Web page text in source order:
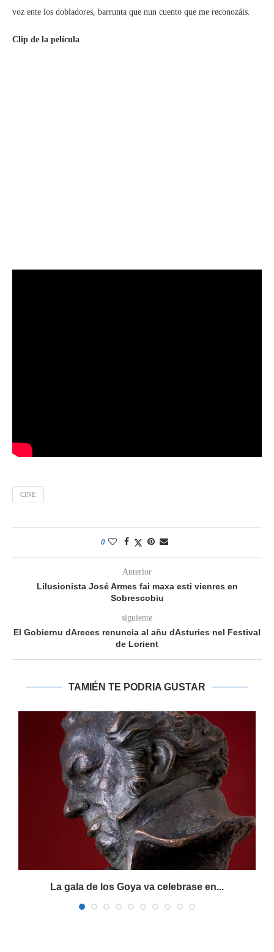
voz ente los dobladores, barrunta que nun cuento que me reconozáis.
Clip de la película
CINE
0
Anterior
Lilusionista José Armes fai maxa esti vienres en
Sobrescobiu
siguiente
El Gobiernu dAreces renuncia al añu dAsturies nel Festival
de Lorient
TAMIÉN TE PODRIA GUSTAR
La gala de los Goya va celebrase en...